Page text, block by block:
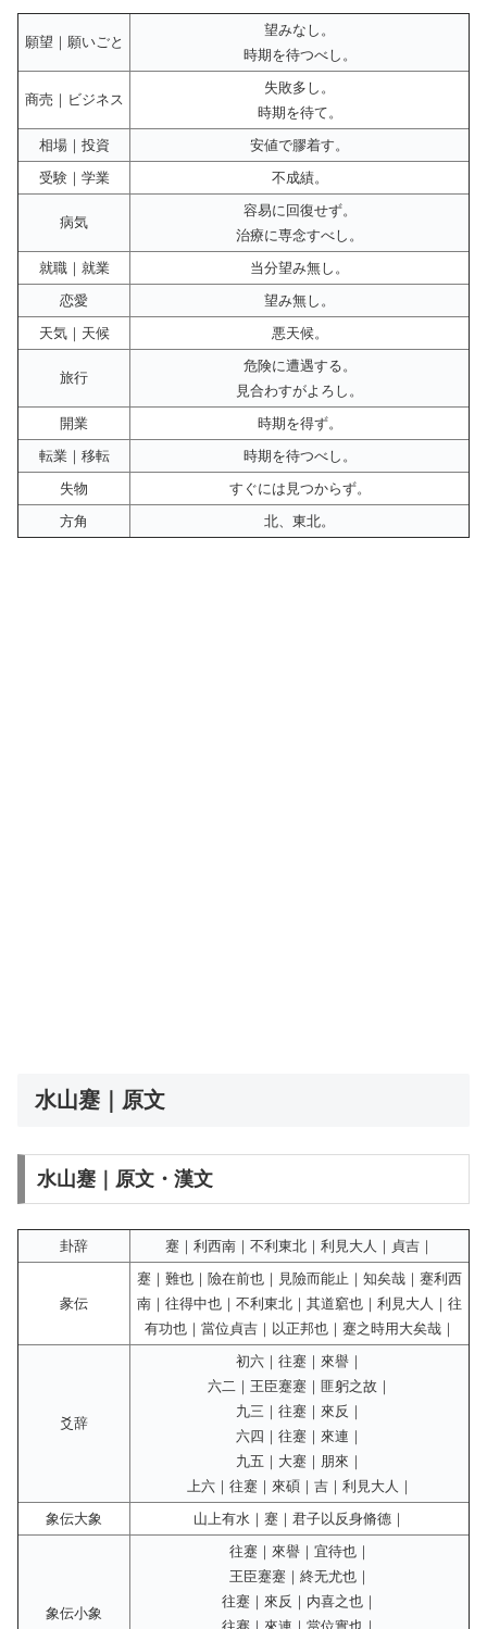
願望｜願いごと
望みなし。
時期を待つべし。
商売｜ビジネス
失敗多し。
時期を待て。
相場｜投資
安値で膠着す。
受験｜学業
不成績。
病気
容易に回復せず。
治療に専念すべし。
就職｜就業
当分望み無し。
恋愛
望み無し。
天気｜天候
悪天候。
旅行
危険に遭遇する。
見合わすがよろし。
開業
時期を得ず。
転業｜移転
時期を待つべし。
失物
すぐには見つからず。
方角
北、東北。
水山蹇｜原文
水山蹇｜原文・漢文
卦辞 蹇｜利西南｜不利東北｜利見大人｜貞吉｜
彖伝
蹇｜難也｜險在前也｜見險而能止｜知矣哉｜蹇利西
南｜往得中也｜不利東北｜其道竆也｜利見大人｜往
有功也｜當位貞吉｜以正邦也｜蹇之時用大矣哉｜
爻辞
初六｜往蹇｜來譽｜
六二｜王臣蹇蹇｜匪躬之故｜
九三｜往蹇｜來反｜
六四｜往蹇｜來連｜
九五｜大蹇｜朋來｜
上六｜往蹇｜來碩｜吉｜利見大人｜
象伝大象
山上有水｜蹇｜君子以反身脩德｜
象伝小象
往蹇｜來譽｜宜待也｜
王臣蹇蹇｜終无尤也｜
往蹇｜來反｜内喜之也｜